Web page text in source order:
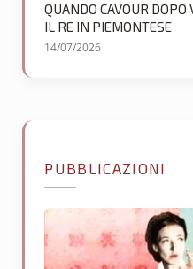
QUANDO CAVOUR DOPO
IL RE IN PIEMONTESE
14/07/2026
PUBBLICAZIONI